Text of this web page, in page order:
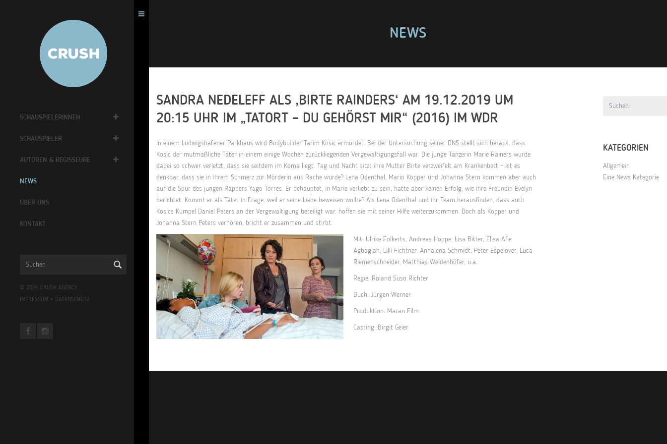
SCHAUSPIELERINNEN
SCHAUSPIELER
AUTOREN & REGISSEURE
NEWS
ÜBER UNS
KONTAKT
© 2026 CRUSH AGENCY
IMPRESSUM + DATENSCHUTZ
NEWS
SANDRA NEDELEFF ALS ‚BIRTE RAINDERS‘ AM 19.12.2019 UM
20:15 UHR IM „TATORT – DU GEHÖRST MIR“ (2016) IM WDR
In einem Ludwigshafener Parkhaus wird Bodybuilder Tarim Kosic ermordet. Bei der Untersuchung seiner DNS stellt sich heraus, dass
Kosic der mutmaßliche Täter in einem einige Wochen zurückliegenden Vergewaltigungsfall war. Die junge Tänzerin Marie Rainers wurde
dabei so schwer verletzt, dass sie seitdem im Koma liegt. Tag und Nacht sitzt ihre Mutter Birte verzweifelt am Krankenbett – ist es
denkbar, dass sie in ihrem Schmerz zur Mörderin aus Rache wurde? Lena Odenthal, Mario Kopper und Johanna Stern kommen aber auch
auf die Spur des jungen Rappers Yago Torres. Er behauptet, in Marie verliebt zu sein, hatte aber keinen Erfolg, wie ihre Freundin Evelyn
berichtet. Kommt er als Täter in Frage, weil er seine Liebe beweisen wollte? Als Lena Odenthal und ihr Team herausfinden, dass auch
Kosics Kumpel Daniel Peters an der Vergewaltigung beteiligt war, hoffen sie mit seiner Hilfe weiterzukommen. Doch als Kopper und
Johanna Stern Peters verhören, bricht er zusammen und stirbt.
Mit: Ulrike Folkerts, Andreas Hoppe, Lisa Bitter, Elisa Afie
Agbaglah, Lilli Fichtner, Annalena Schmidt, Peter Espelover, Luca
Riemenschneider, Matthias Weidenhöfer, u.a.
Regie: Roland Suso Richter
Buch: Jürgen Werner
Produktion: Maran Film
Casting: Birgit Geier
KATEGORIEN
Allgemein
Eine News Kategorie